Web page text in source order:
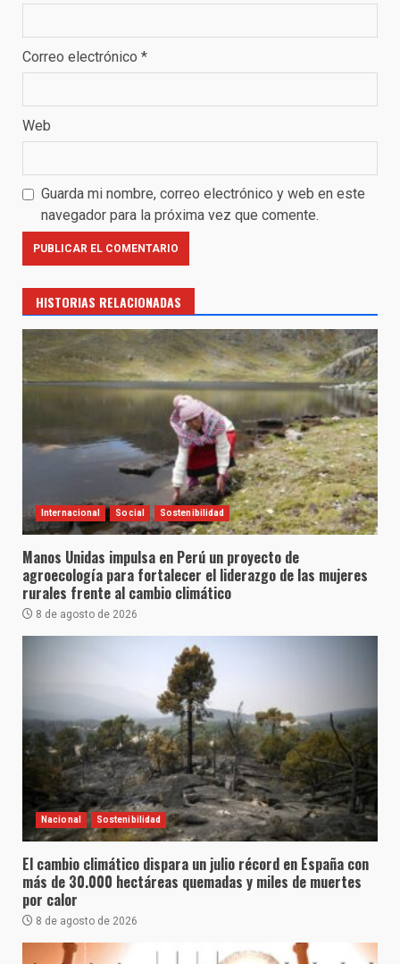
Correo electrónico *
Web
Guarda mi nombre, correo electrónico y web en este
navegador para la próxima vez que comente.
HISTORIAS RELACIONADAS
Internacional Social Sostenibilidad
Manos Unidas impulsa en Perú un proyecto de
agroecología para fortalecer el liderazgo de las mujeres
rurales frente al cambio climático
8 de agosto de 2026
Nacional Sostenibilidad
El cambio climático dispara un julio récord en España con
más de 30.000 hectáreas quemadas y miles de muertes
por calor
8 de agosto de 2026